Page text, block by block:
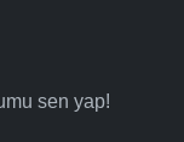
sen yap!